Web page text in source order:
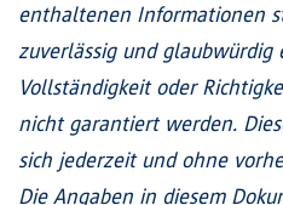
enthaltenen Informationen
zuverlässig und
Vollständigkeit oder
nicht garantiert werden.
sich jederzeit und ohne
Die Angaben in diesem